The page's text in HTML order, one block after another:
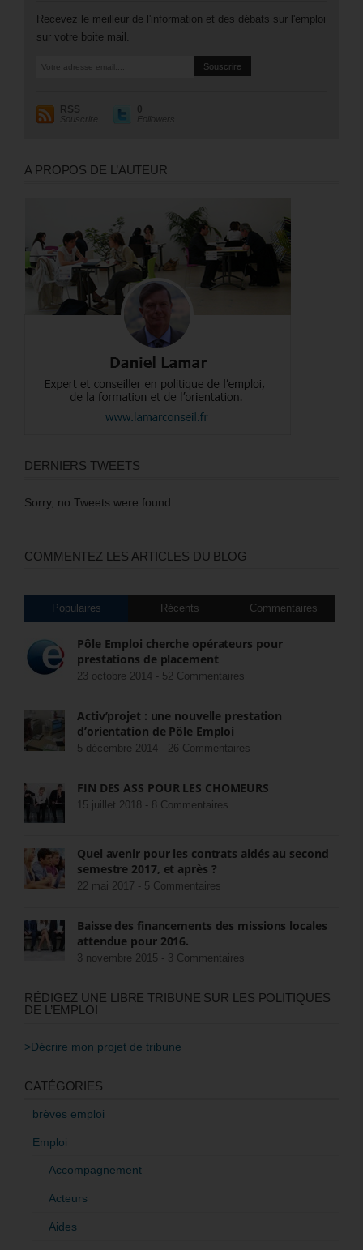
Recevez le meilleur de l'information et des débats sur l'emploi
sur votre boite mail.
RSS
Souscrire
0
Followers
A PROPOS DE L’AUTEUR
DERNIERS TWEETS
Sorry, no Tweets were found.
COMMENTEZ LES ARTICLES DU BLOG
Populaires Récents Commentaires
Pôle Emploi cherche opérateurs pour
prestations de placement
23 octobre 2014 - 52 Commentaires
Activ’projet : une nouvelle prestation
d’orientation de Pôle Emploi
5 décembre 2014 - 26 Commentaires
FIN DES ASS POUR LES CHÔMEURS
15 juillet 2018 - 8 Commentaires
Quel avenir pour les contrats aidés au second
semestre 2017, et après ?
22 mai 2017 - 5 Commentaires
Baisse des financements des missions locales
attendue pour 2016.
3 novembre 2015 - 3 Commentaires
RÉDIGEZ UNE LIBRE TRIBUNE SUR LES POLITIQUES
DE L’EMPLOI
>Décrire mon projet de tribune
CATÉGORIES
brèves emploi
Emploi
Accompagnement
Acteurs
Aides